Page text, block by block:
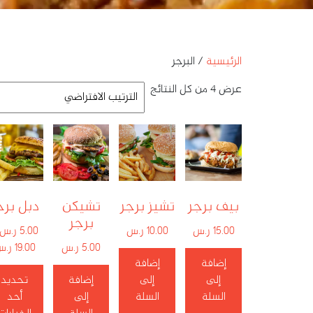
الرئيسية / البرجر
عرض ⁦4⁩ من كل النتائج
بيف برجر
15.00ر.س
إضافة
إلى
السلة
تشيز برجر
10.00ر.س
إضافة
إلى
السلة
تشيكن
برجر
5.00ر.س
إضافة
إلى
دبل
5.00
19.00
تحديد
أحد